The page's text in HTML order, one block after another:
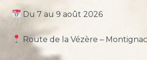
Du 7 au 9 août 2026
Route de la Vézère –